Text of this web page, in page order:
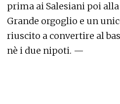
prima ai Salesiani poi
Grande orgoglio e un
riuscito a convertire al
nè i due nipoti. —